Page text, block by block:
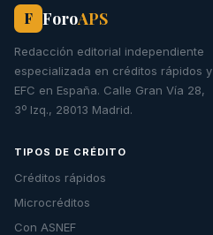
F ForoAPS
Redacción editorial independiente
especializada en créditos rápidos y
EFC en España. Calle Gran Vía 28,
3º Izq., 28013 Madrid.
TIPOS DE CRÉDITO
Créditos rápidos
Microcréditos
Con ASNEF